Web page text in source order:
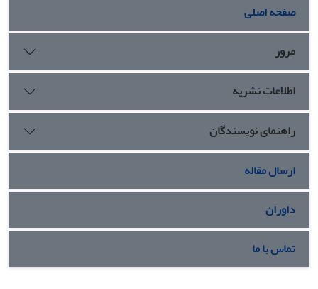
صفحه اصلی
مرور
اطلاعات نشریه
راهنمای نویسندگان
ارسال مقاله
داوران
تماس با ما